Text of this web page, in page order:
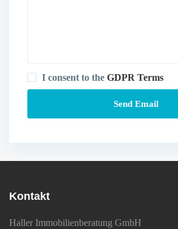
I consent to theGDPR Terms
Kontakt
Haller Immobilienberatung GmbH